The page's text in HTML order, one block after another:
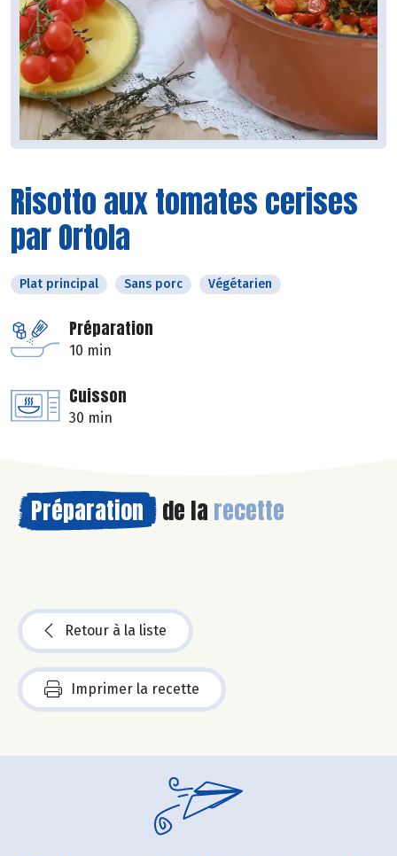
Risotto aux tomates cerises
par Ortola
Plat principal Sans porc Végétarien
Préparation
10 min
Cuisson
30 min
Préparation de la recette
Retour à la liste
Imprimer la recette